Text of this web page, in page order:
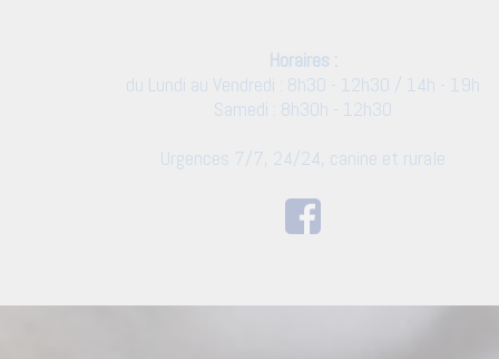
Horaires :
du Lundi au Vendredi : 8h30 - 12h30 / 14h - 19h
Samedi : 8h30h - 12h30
Urgences 7/7, 24/24, canine et rurale